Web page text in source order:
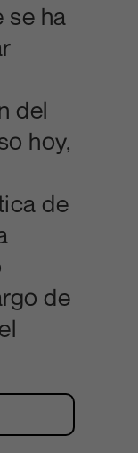
se ha
del
hoy,
de
de